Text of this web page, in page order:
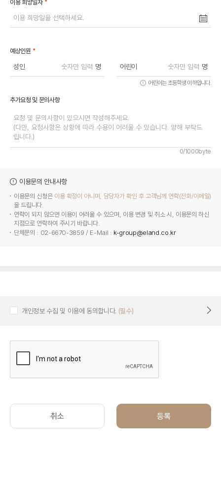
이용 희망일자
예상인원 *
성인 명 어린이 명
어린이는 초등학생 이하입니다.
추가요청 및 문의사항
0/1000byte
이용문의 안내사항
이용문의 신청은 이용 확정이 아니며, 담당자가 확인 후 고객님께 연락(전화/이메일)
을 드립니다.
연락이 되지 않으면 이용이 어려울 수 있으며, 이용 변경 및 취소 시, 이용문의 하신
지점으로 연락하여 주시기 바랍니다.
단체문의 : 02-6670-3859 / E-Mail : k-group@eland.co.kr
개인정보 수집 및 이용에 동의합니다. (필수)
취소